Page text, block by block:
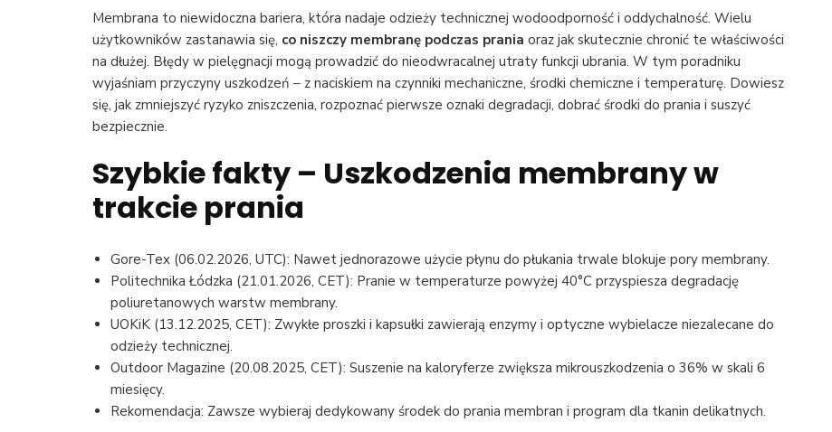
niszczy
membranę
podczas
prania
–
najczęstsze
skutki
Membrana to niewidoczna bariera, która nadaje odzieży technicznej wodoodporność i oddychalność. Wielu
użytkowników zastanawia się, co niszczy membranę podczas prania oraz jak skutecznie chronić te właściwości
na dłużej. Błędy w pielęgnacji mogą prowadzić do nieodwracalnej utraty funkcji ubrania. W tym poradniku
wyjaśniam przyczyny uszkodzeń – z naciskiem na czynniki mechaniczne, środki chemiczne i temperaturę. Dowiesz
się, jak zmniejszyć ryzyko zniszczenia, rozpoznać pierwsze oznaki degradacji, dobrać środki do prania i suszyć
bezpiecznie.
Szybkie fakty – Uszkodzenia membrany w
trakcie prania
Gore-Tex (06.02.2026, UTC): Nawet jednorazowe użycie płynu do płukania trwale blokuje pory membrany.
Politechnika Łódzka (21.01.2026, CET): Pranie w temperaturze powyżej 40°C przyspiesza degradację
poliuretanowych warstw membrany.
UOKiK (13.12.2025, CET): Zwykłe proszki i kapsułki zawierają enzymy i optyczne wybielacze niezalecane do
odzieży technicznej.
Outdoor Magazine (20.08.2025, CET): Suszenie na kaloryferze zwiększa mikrouszkodzenia o 36% w skali 6
miesięcy.
Rekomendacja: Zawsze wybieraj dedykowany środek do prania membran i program dla tkanin delikatnych.